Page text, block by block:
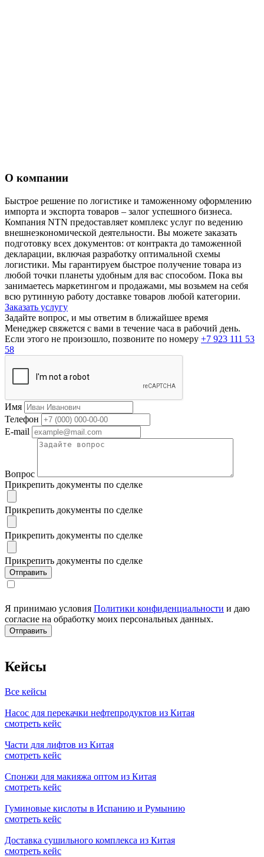
О компании
Быстрое решение по логистике и таможенному оформлению
импорта и экспорта товаров – залог успешного бизнеса.
Компания NTN предоставляет комплекс услуг по ведению
внешнеэкономической деятельности. Вы можете заказать
подготовку всех документов: от контракта до таможенной
декларации, включая разработку оптимальной схемы
логистики. Мы гарантируем быстрое получение товара из
любой точки планеты удобным для вас способом. Пока вы
занимаетесь маркетингом и продажами, мы возьмем на себя
всю рутинную работу доставке товаров любой категории.
Заказать услугу
Задайте вопрос, и мы ответим в ближайшее время
Менеджер свяжется с вами в течение часа в рабочий день.
Если этого не произошло, позвоните по номеру +7 923 111 53
58
Имя
Телефон
E-mail
Вопрос
Прикрепить документы по сделке
Прикрепить документы по сделке
Прикрепить документы по сделке
Прикрепить документы по сделке
Я принимаю условия Политики конфиденциальности и даю
согласие на обработку моих персональных данных.
Кейсы
Все кейсы
Насос для перекачки нефтепродуктов из Китая
смотреть кейс
Части для лифтов из Китая
смотреть кейс
Спонжи для макияжа оптом из Китая
смотреть кейс
Гуминовые кислоты в Испанию и Румынию
смотреть кейс
Доставка сушильного комплекса из Китая
смотреть кейс